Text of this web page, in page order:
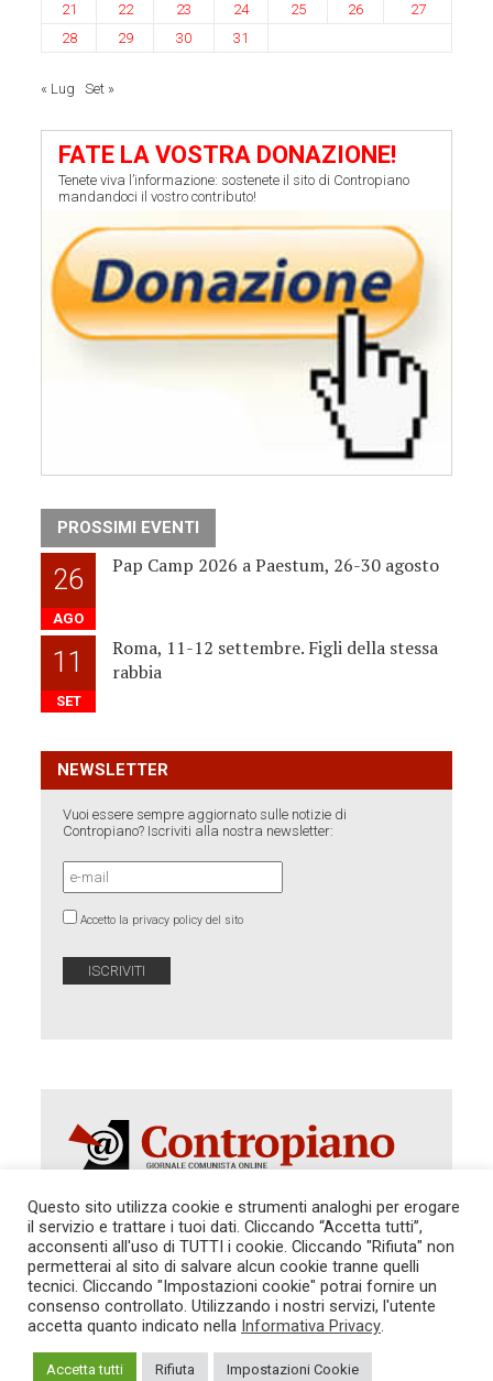
21
22 23 24 25 26
27
28
29 30 31
« Lug Set »
FATE LA VOSTRA DONAZIONE!
Tenete viva l’informazione: sostenete il sito di Contropiano
mandandoci il vostro contributo!
PROSSIMI EVENTI
26
AGO
Pap Camp 2026 a Paestum, 26-30 agosto
11
SET
Roma, 11-12 settembre. Figli della stessa
rabbia
NEWSLETTER
Vuoi essere sempre aggiornato sulle notizie di
Contropiano? Iscriviti alla nostra newsletter:
Accetto la privacy policy del sito
Autorizzazione del Tribunale di Roma 286 del 31
dicembre 2014. Direttore Responsabile: Sergio
Cararo. Indirizzo: V.Casalbruciato 27- sc. B - 00159
Tel. 06.640.122.19 -redazione@contropiano.org
TG CONTROPIANO
LINK CONSIGLIATI
Questo sito utilizza cookie e strumenti analoghi per erogare
il servizio e trattare i tuoi dati. Cliccando “Accetta tutti”,
acconsenti all'uso di TUTTI i cookie. Cliccando "Rifiuta" non
permetterai al sito di salvare alcun cookie tranne quelli
tecnici. Cliccando "Impostazioni cookie" potrai fornire un
consenso controllato. Utilizzando i nostri servizi, l'utente
accetta quanto indicato nella Informativa Privacy.
Accetta tutti Rifiuta Impostazioni Cookie